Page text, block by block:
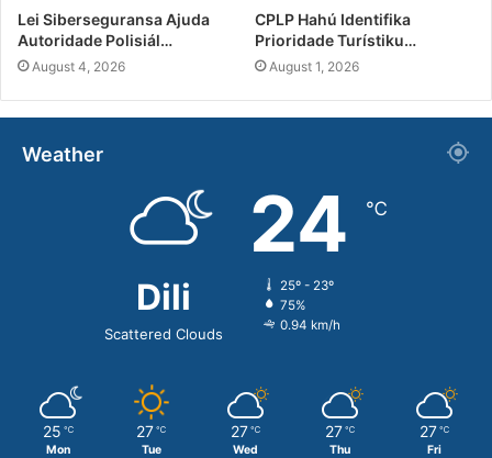
Lei Siberseguransa Ajuda
Autoridade Polisiál…
August 4, 2026
CPLP Hahú Identifika
Prioridade Turístiku…
August 1, 2026
Weather
Dili
Scattered Clouds
24 ℃
25º - 23º
75%
0.94 km/h
25 ℃
Mon
27 ℃
Tue
27 ℃
Wed
27 ℃
Thu
27 ℃
Fri